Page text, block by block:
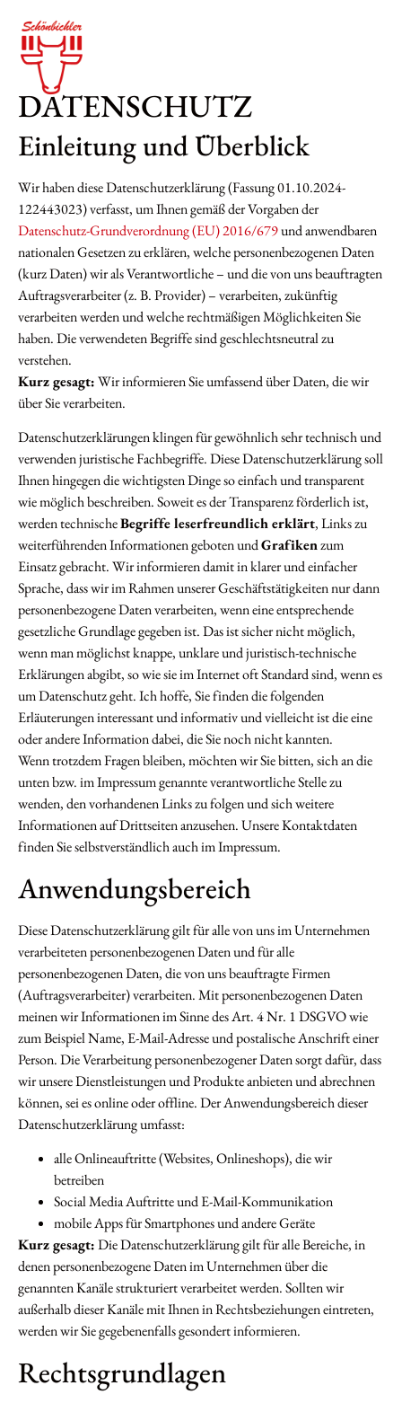
DATENSCHUTZ
Einleitung und Überblick
Wir haben diese Datenschutzerklärung (Fassung 01.10.2024-
122443023) verfasst, um Ihnen gemäß der Vorgaben der
Datenschutz-Grundverordnung (EU) 2016/679und anwendbaren
nationalen Gesetzen zu erklären, welche personenbezogenen Daten
(kurz Daten) wir als Verantwortliche – und die von uns beauftragten
Auftragsverarbeiter (z. B. Provider) – verarbeiten, zukünftig
verarbeiten werden und welche rechtmäßigen Möglichkeiten Sie
haben. Die verwendeten Begriffe sind geschlechtsneutral zu
verstehen.
Kurz gesagt:Wir informieren Sie umfassend über Daten, die wir
über Sie verarbeiten.
Datenschutzerklärungen klingen für gewöhnlich sehr technisch und
verwenden juristische Fachbegriffe. Diese Datenschutzerklärung soll
Ihnen hingegen die wichtigsten Dinge so einfach und transparent
wie möglich beschreiben. Soweit es der Transparenz förderlich ist,
werden technischeBegriffe leserfreundlich erklärt, Links zu
weiterführenden Informationen geboten undGrafikenzum
Einsatz gebracht. Wir informieren damit in klarer und einfacher
Sprache, dass wir im Rahmen unserer Geschäftstätigkeiten nur dann
personenbezogene Daten verarbeiten, wenn eine entsprechende
gesetzliche Grundlage gegeben ist. Das ist sicher nicht möglich,
wenn man möglichst knappe, unklare und juristisch-technische
Erklärungen abgibt, so wie sie im Internet oft Standard sind, wenn es
um Datenschutz geht. Ich hoffe, Sie finden die folgenden
Erläuterungen interessant und informativ und vielleicht ist die eine
oder andere Information dabei, die Sie noch nicht kannten.
Wenn trotzdem Fragen bleiben, möchten wir Sie bitten, sich an die
unten bzw. im Impressum genannte verantwortliche Stelle zu
wenden, den vorhandenen Links zu folgen und sich weitere
Informationen auf Drittseiten anzusehen. Unsere Kontaktdaten
finden Sie selbstverständlich auch im Impressum.
Anwendungsbereich
Diese Datenschutzerklärung gilt für alle von uns im Unternehmen
verarbeiteten personenbezogenen Daten und für alle
personenbezogenen Daten, die von uns beauftragte Firmen
(Auftragsverarbeiter) verarbeiten. Mit personenbezogenen Daten
meinen wir Informationen im Sinne des Art. 4 Nr. 1 DSGVO wie
zum Beispiel Name, E-Mail-Adresse und postalische Anschrift einer
Person. Die Verarbeitung personenbezogener Daten sorgt dafür, dass
wir unsere Dienstleistungen und Produkte anbieten und abrechnen
können, sei es online oder offline. Der Anwendungsbereich dieser
Datenschutzerklärung umfasst:
alle Onlineauftritte (Websites, Onlineshops), die wir
betreiben
Social Media Auftritte und E-Mail-Kommunikation
mobile Apps für Smartphones und andere Geräte
Kurz gesagt:Die Datenschutzerklärung gilt für alle Bereiche, in
denen personenbezogene Daten im Unternehmen über die
genannten Kanäle strukturiert verarbeitet werden. Sollten wir
außerhalb dieser Kanäle mit Ihnen in Rechtsbeziehungen eintreten,
werden wir Sie gegebenenfalls gesondert informieren.
Rechtsgrundlagen